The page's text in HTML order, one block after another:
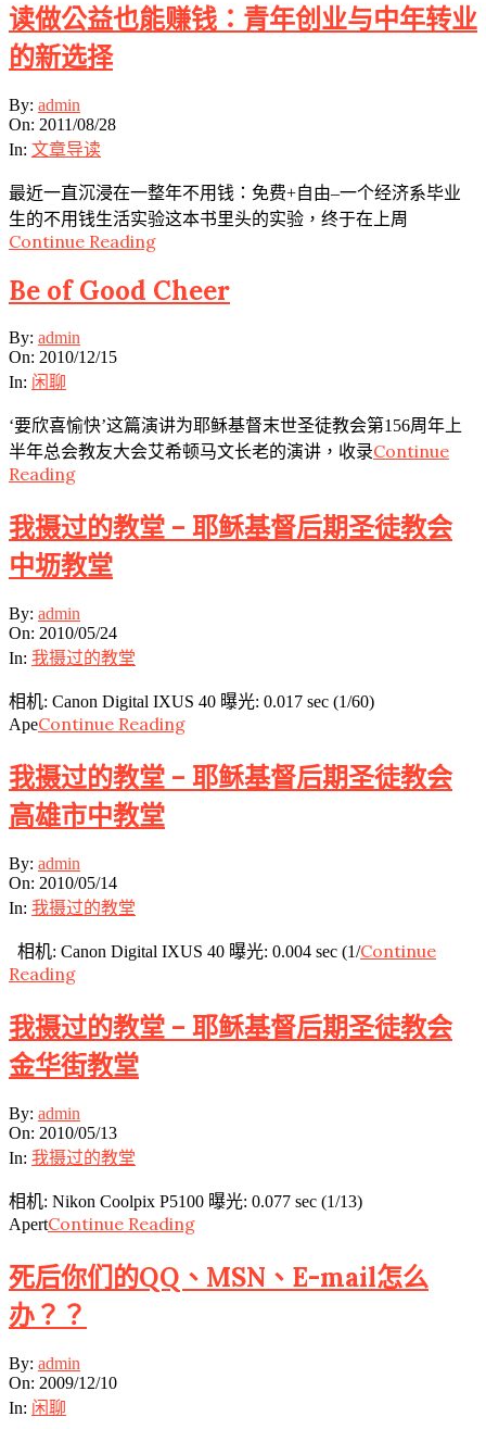
读做公益也能赚钱：青年创业与中年转业
的新选择
2011-
08-
28
By: admin
On: 2011/08/28
In: 文章导读
最近一直沉浸在一整年不用钱：免费+自由–一个经济系毕业
生的不用钱生活实验这本书里头的实验，终于在上周
Continue Reading
Be of Good Cheer
2010-
12-
15
By: admin
On: 2010/12/15
In: 闲聊
‘要欣喜愉快’这篇演讲为耶稣基督末世圣徒教会第156周年上
半年总会教友大会艾希顿马文长老的演讲，收录Continue
Reading
我摄过的教堂 – 耶稣基督后期圣徒教会
中坜教堂
2010-
05-
24
By: admin
On: 2010/05/24
In: 我摄过的教堂
相机: Canon Digital IXUS 40 曝光: 0.017 sec (1/60)
ApeContinue Reading
我摄过的教堂 – 耶稣基督后期圣徒教会
高雄市中教堂
2010-
05-
14
By: admin
On: 2010/05/14
In: 我摄过的教堂
相机: Canon Digital IXUS 40 曝光: 0.004 sec (1/Continue
Reading
我摄过的教堂 – 耶稣基督后期圣徒教会
金华街教堂
2010-
05-
13
By: admin
On: 2010/05/13
In: 我摄过的教堂
相机: Nikon Coolpix P5100 曝光: 0.077 sec (1/13)
ApertContinue Reading
死后你们的QQ、MSN、E-mail怎么
办？？
2009-
12-
10
By: admin
On: 2009/12/10
In: 闲聊